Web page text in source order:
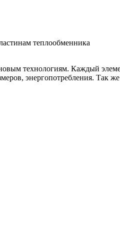
теплообменника
технологиям. Каждый
энергопотребления. Так